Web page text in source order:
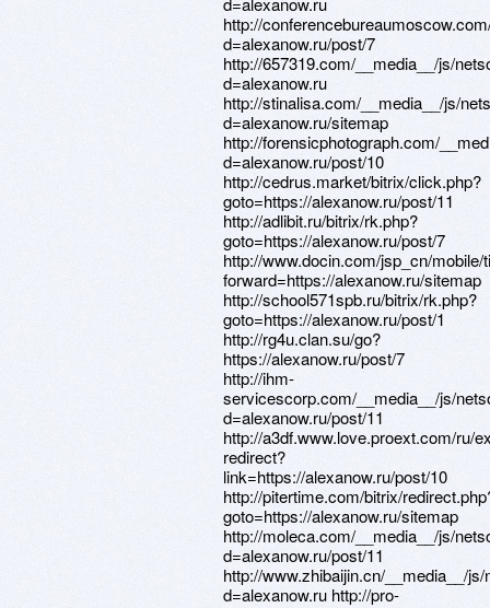
http://
d=alexanow.ru/post/7
http://657319.com/__media__/js/
d=alexanow.ru
http://stinalisa.com/__media__/js/
d=alexanow.ru/sitemap
http://forensicphotograph.com/
d=alexanow.ru/post/10
http://cedrus.market/bitrix/click.php?
goto=https://alexanow.ru/post/11
http://adlibit.ru/bitrix/rk.php?
goto=https://alexanow.ru/post/7
http://www.docin.com/jsp_cn/mobile/
forward=https://alexanow.ru/sitemap
http://school571spb.ru/bitrix/rk.php?
goto=https://alexanow.ru/post/1
http://rg4u.clan.su/go?
https://alexanow.ru/post/7
http://ihm-
servicescorp.com/__media__/js/
d=alexanow.ru/post/11
http://a3df.www.love.proext.com/ru/
redirect?
link=https://alexanow.ru/post/10
http://pitertime.com/bitrix/
goto=https://alexanow.ru/sitemap
http://moleca.com/__media__/js/
d=alexanow.ru/post/11
http://www.zhibaijin.cn/__media__/
d=alexanow.ru http://pro-